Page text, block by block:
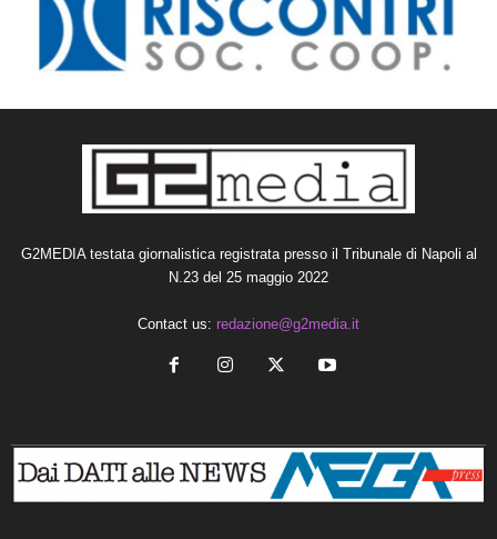
G2MEDIA testata giornalistica registrata presso il Tribunale di Napoli al
N.23 del 25 maggio 2022
Contact us: redazione@g2media.it